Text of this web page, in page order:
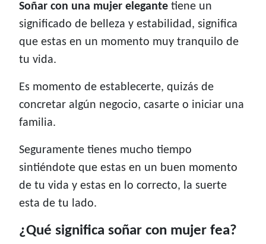
Soñar con una mujer elegante tiene un
significado de belleza y estabilidad, significa
que estas en un momento muy tranquilo de
tu vida.
Es momento de establecerte, quizás de
concretar algún negocio, casarte o iniciar una
familia.
Seguramente tienes mucho tiempo
sintiéndote que estas en un buen momento
de tu vida y estas en lo correcto, la suerte
esta de tu lado.
¿Qué significa soñar con mujer fea?